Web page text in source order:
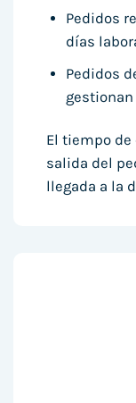
Pedidos
días
Pedidos
El tiempo de
salida del
llegada a la